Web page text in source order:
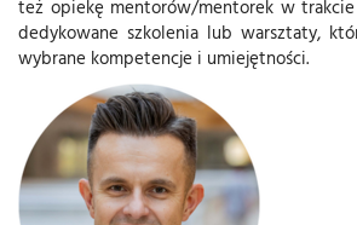
też opiekę mentorów/mentorek w
dedykowane szkolenia lub warsztaty,
wybrane kompetencje i umiejętności.